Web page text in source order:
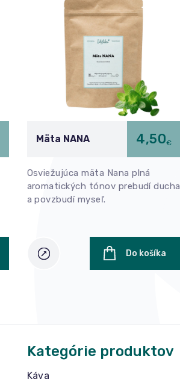
Mäta NANA 4,50€
Osviežujúca mäta Nana plná
aromatických tónov prebudí ducha
a povzbudí myseľ.
Do košíka
Kategórie produktov
Káva